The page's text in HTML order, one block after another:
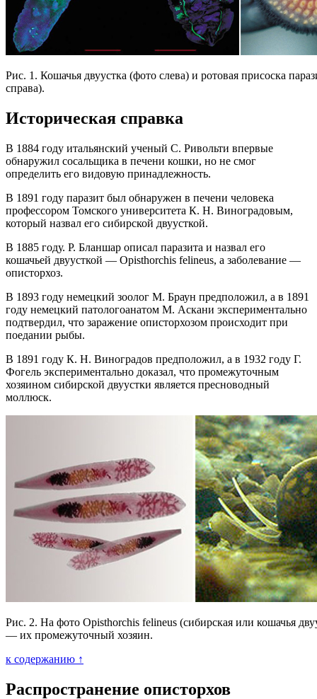
Рис. 1. Кошачья двуустка (фото слева) и ротовая присоска
справа).
Историческая справка
В 1884 году итальянский ученый С. Ривольти впервые
обнаружил сосальщика в печени кошки, но не смог
определить его видовую принадлежность.
В 1891 году паразит был обнаружен в печени человека
профессором Томского университета К. Н. Виноградовым,
который назвал его сибирской двуусткой.
В 1885 году. Р. Бланшар описал паразита и назвал его
кошачьей двуусткой — Opisthorchis felineus, а заболевание —
описторхоз.
В 1893 году немецкий зоолог М. Браун предположил, а в 1891
году немецкий патологоанатом М. Аскани экспериментально
подтвердил, что заражение описторхозом происходит при
поедании рыбы.
В 1891 году К. Н. Виноградов предположил, а в 1932 году Г.
Фогель экспериментально доказал, что промежуточным
хозяином сибирской двуустки является пресноводный
моллюск.
Рис. 2. На фото Opisthorchis felineus (сибирская или кошачья
— их промежуточный хозяин.
к содержанию ↑
Распространение описторхов